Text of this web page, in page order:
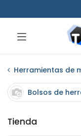
Herramientas de
Bolsos de
Tienda